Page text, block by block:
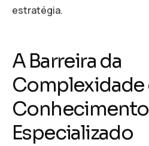
estratégia.
A Barreira da
Complexidade
Conhecimento
Especializado